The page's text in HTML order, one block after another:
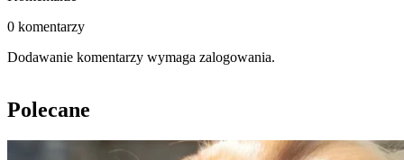
0 komentarzy
Dodawanie komentarzy wymaga zalogowania.
Polecane